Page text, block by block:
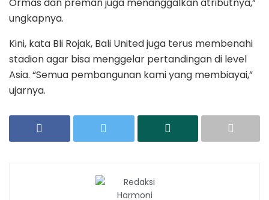
ungkapnya.
Kini, kata Bli Rojak, Bali United juga terus membenahi
stadion agar bisa menggelar pertandingan di level
Asia. “Semua pembangunan kami yang membiayai,”
ujarnya.